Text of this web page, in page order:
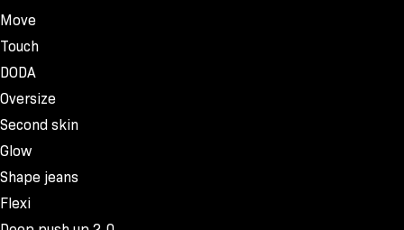
Move
Touch
DODA
Oversize
Second skin
Glow
Shape jeans
Flexi